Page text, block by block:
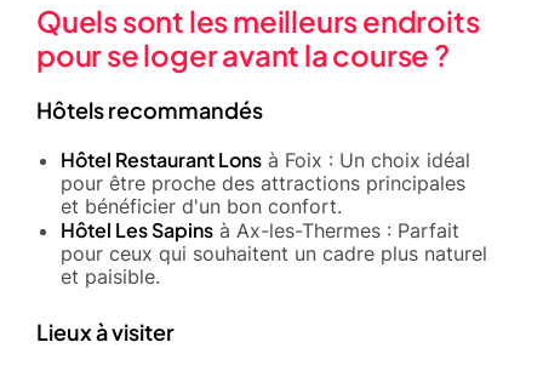
Quels sont les meilleurs endroits
pour se loger avant la course ?
Hôtels recommandés
Hôtel Restaurant Lons à Foix : Un choix idéal
pour être proche des attractions principales
et bénéficier d'un bon confort.
Hôtel Les Sapins à Ax-les-Thermes : Parfait
pour ceux qui souhaitent un cadre plus naturel
et paisible.
Lieux à visiter